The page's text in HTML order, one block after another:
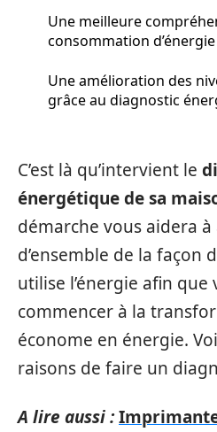
Une meilleure
consommation d’énergie
Une amélioration des
grâce au diagnostic
C’est là qu’intervient le
énergétique de sa
démarche vous aidera
d’ensemble de la
utilise l’énergie afin que
commencer à la
économe en énergie.
raisons de faire un
A lire aussi :